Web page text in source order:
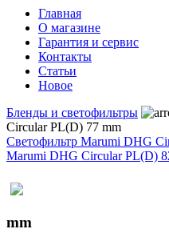
Главная
О магазине
Гарантия и сервис
Контакты
Статьи
Новое
Бленды и светофильтры
Circular PL(D) 77 mm
Светофильтр Marumi DHG
Marumi DHG Circular PL(D)
mm